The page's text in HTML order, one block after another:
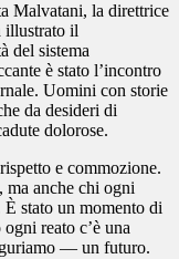
Malvatani, la direttrice
illustrato il
del sistema
è stato l’incontro
Uomini con storie
da desideri di
dolorose.
e commozione.
ma anche chi ogni
stato un momento di
reato c’è una
— un futuro.